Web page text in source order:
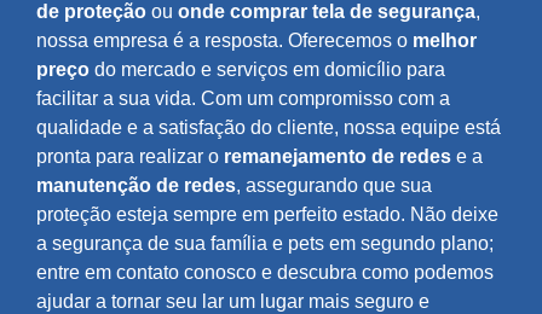
de proteção ou onde comprar tela de segurança,
nossa empresa é a resposta. Oferecemos o melhor
preço do mercado e serviços em domicílio para
facilitar a sua vida. Com um compromisso com a
qualidade e a satisfação do cliente, nossa equipe está
pronta para realizar o remanejamento de redes e a
manutenção de redes, assegurando que sua
proteção esteja sempre em perfeito estado. Não deixe
a segurança de sua família e pets em segundo plano;
entre em contato conosco e descubra como podemos
ajudar a tornar seu lar um lugar mais seguro e